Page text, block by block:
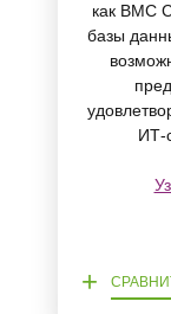
как BMC
базы
ИТ-
+